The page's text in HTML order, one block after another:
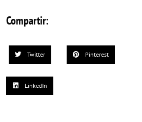
Compartir:
Twitter Pinterest
LinkedIn